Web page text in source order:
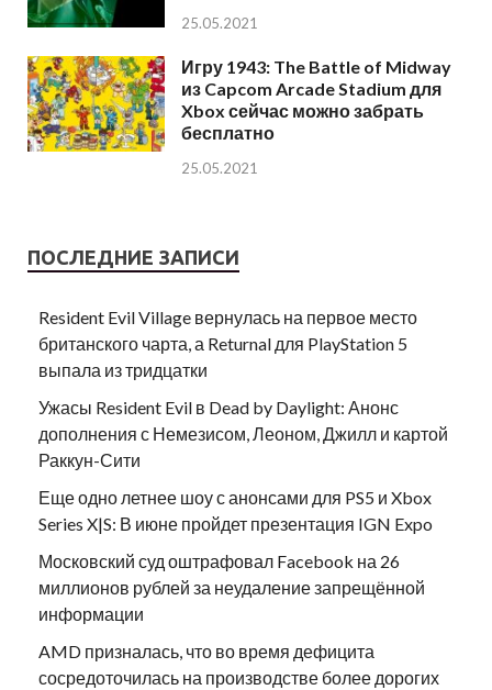
25.05.2021
Игру 1943: The Battle of Midway
из Capcom Arcade Stadium для
Xbox сейчас можно забрать
бесплатно
25.05.2021
ПОСЛЕДНИЕ ЗАПИСИ
Resident Evil Village вернулась на первое место
британского чарта, а Returnal для PlayStation 5
выпала из тридцатки
Ужасы Resident Evil в Dead by Daylight: Анонс
дополнения с Немезисом, Леоном, Джилл и картой
Раккун-Сити
Еще одно летнее шоу с анонсами для PS5 и Xbox
Series X|S: В июне пройдет презентация IGN Expo
Московский суд оштрафовал Facebook на 26
миллионов рублей за неудаление запрещённой
информации
AMD призналась, что во время дефицита
сосредоточилась на производстве более дорогих